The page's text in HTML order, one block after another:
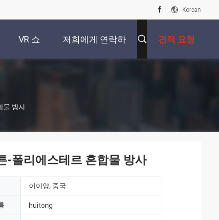
Korean
VR 쇼 저희에게 연락하 견적 요청
물 방사
-폴리에스테르 혼합물 방사
이이양, 중국
huitong